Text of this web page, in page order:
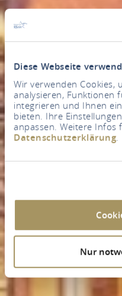
Diese Webseite
Wir verwenden Cookies,
analysieren, Funktionen
integrieren und Ihnen
bieten. Ihre
anpassen. Weitere Infos
Datenschutzerklärung.
Nur